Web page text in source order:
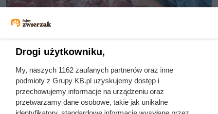
Dziennikarze ujawnili
pochodzenie mięsa z Dino. Klienci
zaskoczeni
Drogi użytkowniku,
My, naszych 1162 zaufanych partnerów oraz inne
podmioty z Grupy KB.pl uzyskujemy dostęp i
przechowujemy informacje na urządzeniu oraz
przetwarzamy dane osobowe, takie jak unikalne